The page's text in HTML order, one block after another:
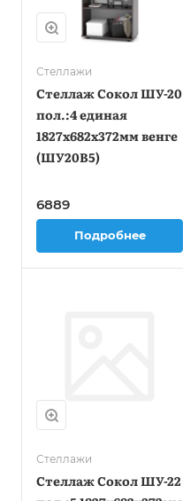
Стеллажи
Стеллаж Сокол ШУ-20
пол.:4 единая
1827x682x372мм венге
(ШУ20В5)
6889
Подробнее
Стеллажи
Стеллаж Сокол ШУ-22